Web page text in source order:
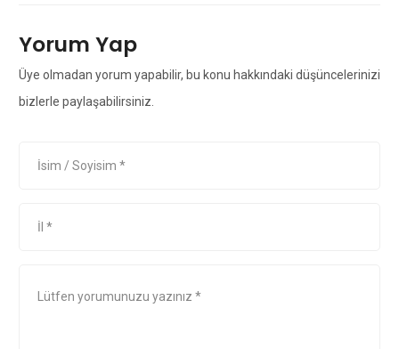
Yorum Yap
Üye olmadan yorum yapabilir, bu konu hakkındaki düşüncelerinizi
bizlerle paylaşabilirsiniz.